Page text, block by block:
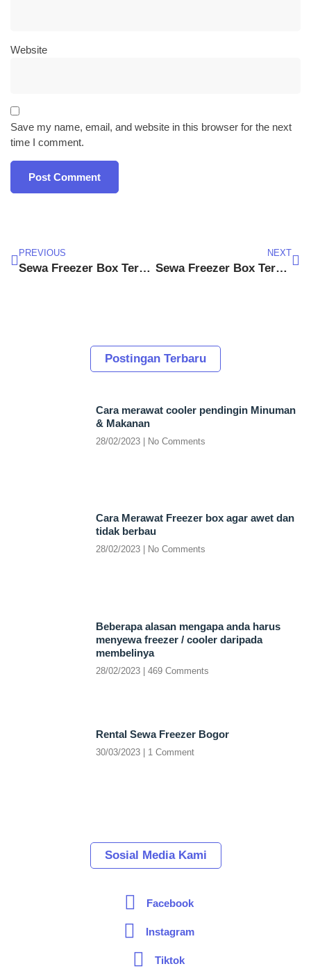
Website
Save my name, email, and website in this browser for the next
time I comment.
PREVIOUS
Sewa Freezer Box Terdekat Sumedang
NEXT
Sewa Freezer Box Terdekat Banjar
Postingan Terbaru
Cara merawat cooler pendingin Minuman
& Makanan
28/02/2023 No Comments
Cara Merawat Freezer box agar awet dan
tidak berbau
28/02/2023 No Comments
Beberapa alasan mengapa anda harus
menyewa freezer / cooler daripada
membelinya
28/02/2023 469 Comments
Rental Sewa Freezer Bogor
30/03/2023 1 Comment
Sosial Media Kami
Facebook
Instagram
Tiktok